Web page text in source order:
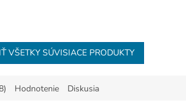
VŠETKY SÚVISIACE PRODUKTY
Hodnotenie Diskusia